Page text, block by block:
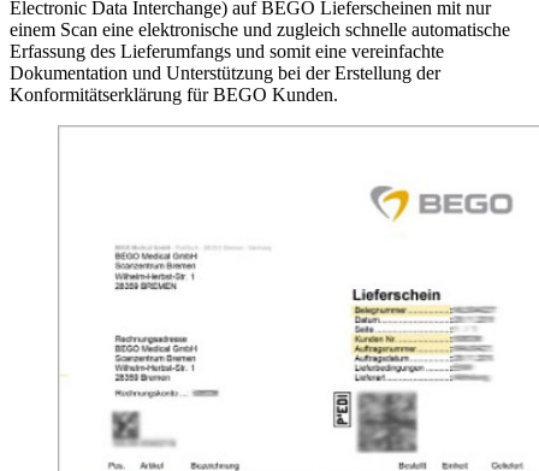
Electronic Data Interchange) auf BEGO Lieferscheinen mit nur
einem Scan eine elektronische und zugleich schnelle automatische
Erfassung des Lieferumfangs und somit eine vereinfachte
Dokumentation und Unterstützung bei der Erstellung der
Konformitätserklärung für BEGO Kunden.